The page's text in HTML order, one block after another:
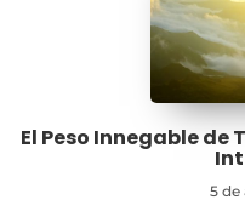
El Peso Innegable de
5 de